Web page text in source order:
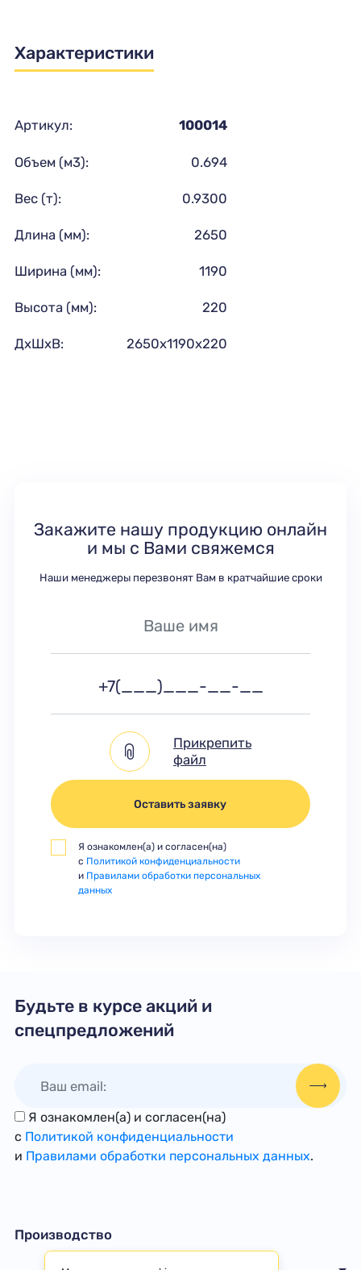
Характеристики
Артикул: 100014
Объем (м3): 0.694
Вес (т): 0.9300
Длина (мм): 2650
Ширина (мм): 1190
Высота (мм): 220
ДхШхВ: 2650х1190х220
Закажите нашу продукцию онлайн
и мы с Вами свяжемся
Наши менеджеры перезвонят Вам в кратчайшие сроки
Прикрепить
файл
Оставить заявку
Я ознакомлен(а) и согласен(на)
с Политикой конфиденциальности
и Правилами обработки персональных
данных
Будьте в курсе акций и
спецпредложений
Я ознакомлен(а) и согласен(на)
с Политикой конфиденциальности
и Правилами обработки персональных данных.
Производство